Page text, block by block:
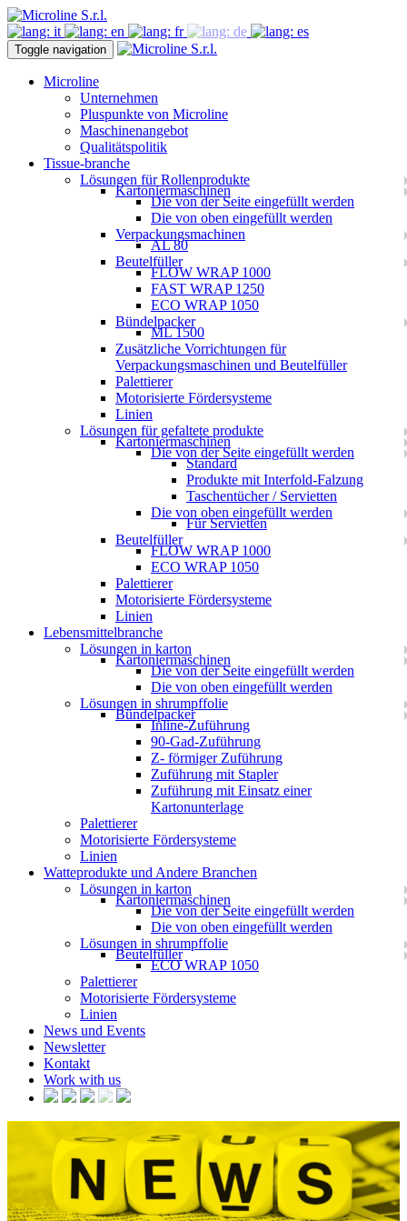
Toggle navigation
Microline
Unternehmen
Pluspunkte von Microline
Maschinenangebot
Qualitätspolitik
Tissue-branche
Lösungen für Rollenprodukte
Kartoniermaschinen
Die von der Seite eingefüllt werden
Die von oben eingefüllt werden
Verpackungsmachinen
AL 80
Beutelfüller
FLOW WRAP 1000
FAST WRAP 1250
ECO WRAP 1050
Bündelpacker
ML 1500
Zusätzliche Vorrichtungen für
Verpackungsmaschinen und Beutelfüller
Palettierer
Motorisierte Fördersysteme
Linien
Lösungen für gefaltete produkte
Kartoniermaschinen
Die von der Seite eingefüllt werden
Standard
Produkte mit Interfold-Falzung
Taschentücher / Servietten
Die von oben eingefüllt werden
Für Servietten
Beutelfüller
FLOW WRAP 1000
ECO WRAP 1050
Palettierer
Motorisierte Fördersysteme
Linien
Lebensmittelbranche
Lösungen in karton
Kartoniermaschinen
Die von der Seite eingefüllt werden
Die von oben eingefüllt werden
Lösungen in shrumpffolie
Bündelpacker
Inline-Zuführung
90-Gad-Zuführung
Z- förmiger Zuführung
Zuführung mit Stapler
Zuführung mit Einsatz einer
Kartonunterlage
Palettierer
Motorisierte Fördersysteme
Linien
Watteprodukte und Andere Branchen
Lösungen in karton
Kartoniermaschinen
Die von der Seite eingefüllt werden
Die von oben eingefüllt werden
Lösungen in shrumpffolie
Beutelfüller
ECO WRAP 1050
Palettierer
Motorisierte Fördersysteme
Linien
News und Events
Newsletter
Kontakt
Work with us